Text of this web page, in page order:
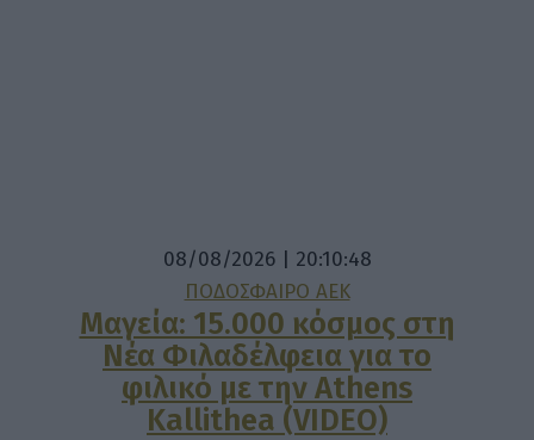
08/08/2026 | 20:10:48
ΠΟΔΟΣΦΑΙΡΟ ΑΕΚ
Μαγεία: 15.000 κόσμος στη
Νέα Φιλαδέλφεια για το
φιλικό με την Athens
Kallithea (VIDEO)